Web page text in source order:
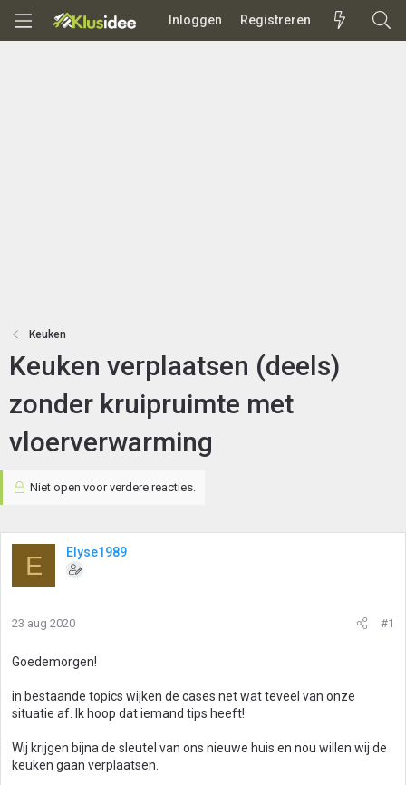
Inloggen Registreren
Keuken
Keuken verplaatsen (deels)
zonder kruipruimte met
vloerverwarming
Niet open voor verdere reacties.
E Elyse1989
23 aug 2020 #1
Goedemorgen!
in bestaande topics wijken de cases net wat teveel van onze
situatie af. Ik hoop dat iemand tips heeft!
Wij krijgen bijna de sleutel van ons nieuwe huis en nou willen wij de
keuken gaan verplaatsen.